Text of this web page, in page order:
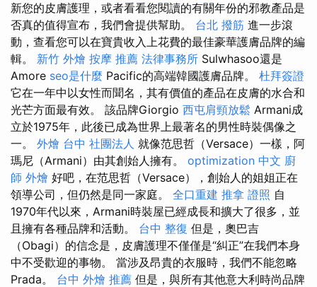
新您的皮膚護理，或者看看您閱讀的有關年份的邪教產品是
否真的值得宣布，我們會提供幫助。 台北 撥筋 進一步滾
動，查看您可以在寶貴收入上花費的最佳豪華護膚品牌的編
輯。 新竹 外燴 按摩 推薦 法律事務所 Sulwhasoo還是
Amore seo是什麼 Pacific的高端韓國護膚品牌。 杜拜簽證
它在一年中以女性而聞名，其有價值的產品在皮膚的水合和
光芒方面最有效。 該品牌Giorgio 西屯肩頸放鬆 Armani成
立於1975年，此後已成為世界上最著名的男性時裝偶像之
一。 外燴 台中 社團法人 就像范思哲（Versace）一樣，阿
瑪尼（Armani）由其創始人擁有。 optimization 中文 廚
師 外燴 好吧，在范思哲（Versace），創始人的姐姐正在
領導公司，但仍然是同一家庭。 全口重建 推拿 證照 自
1970年代以來，Armani時裝屋已經成長和擴大了很多，並
且擁有各種品牌和活動。 台中 整復 但是，奧巴吉
（Obagi）的信念是，皮膚護理不僅僅是“糾正”在我們本身
中不受歡迎的事物。 當涉及昂貴的衣服時，我們不能忽略
Prada。 台中 外燴 推薦 但是，與所有其他意大利時尚品牌